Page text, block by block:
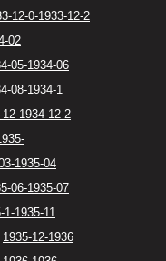
12-0-1933-12-2
02
05-1934-06
08-1934-1
12-1934-12-2
1935-04
06-1935-07
1-1935-11
1935-12-1936